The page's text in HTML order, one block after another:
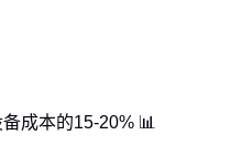
成本的15-20% 📊